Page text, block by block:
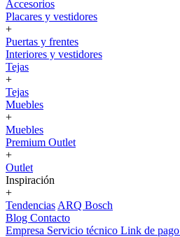
Accesorios
Placares y vestidores
+
Puertas y frentes
Interiores y vestidores
Tejas
+
Tejas
Muebles
+
Muebles
Premium Outlet
+
Outlet
Inspiración
+
Tendencias ARQ Bosch
Blog Contacto
Empresa Servicio técnico Link de pago